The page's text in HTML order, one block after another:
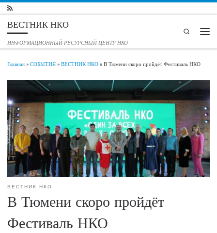
Перейти к содержимому
ВЕСТНИК НКО
ИНФОРМАЦИОННЫЙ РЕСУРСНЫЙ ЦЕНТР НКО
Search
Главная»СОБЫТИЯ»ВЕСТНИК НКО»В Тюмени скоро пройдёт Фестиваль НКО
ВЕСТНИК НКО
В Тюмени скоро пройдёт
Фестиваль НКО